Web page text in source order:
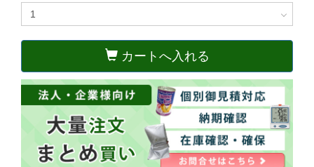
カートへ入れる